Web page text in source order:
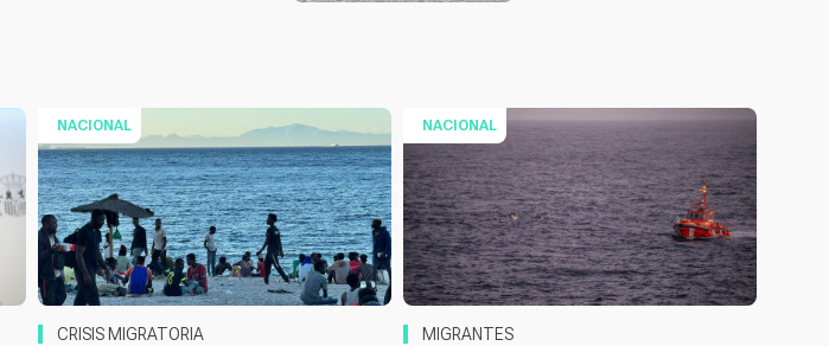
NACIONAL
CRISIS MIGRATORIA
NACIONAL
MIGRANTES